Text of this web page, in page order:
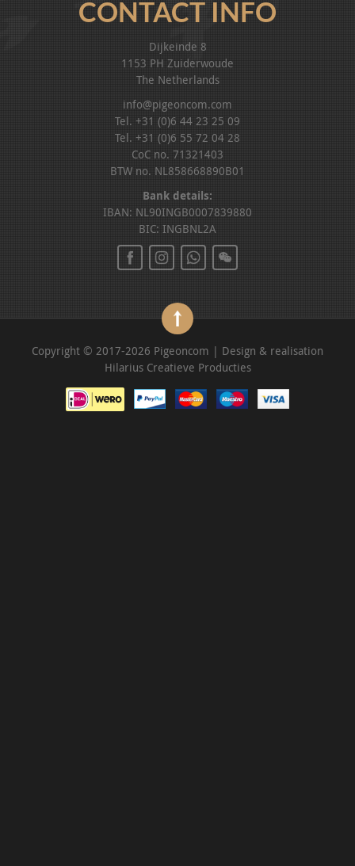
CONTACT INFO
Dijkeinde 8
1153 PH Zuiderwoude
The Netherlands
info@pigeoncom.com
Tel. +31 (0)6 44 23 25 09
Tel. +31 (0)6 55 72 04 28
CoC no. 71321403
BTW no. NL858668890B01
Bank details:
IBAN: NL90INGB0007839880
BIC: INGBNL2A
Copyright © 2017-2026 Pigeoncom | Design & realisation
Hilarius Creatieve Producties